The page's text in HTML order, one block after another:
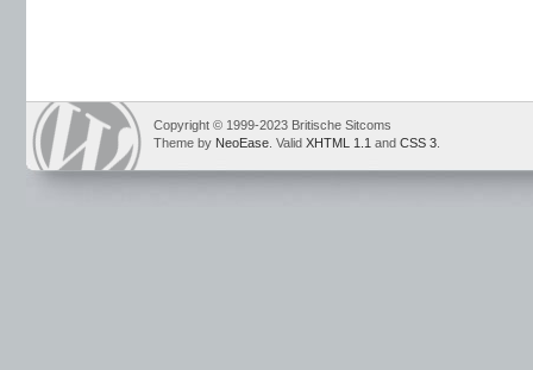
Copyright © 1999-2023 Britische Sitcoms
Theme by NeoEase . Valid XHTML 1.1 and CSS 3